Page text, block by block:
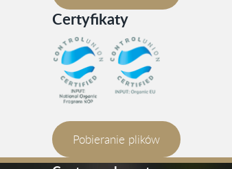
Certyfikaty
Pobieranie plików